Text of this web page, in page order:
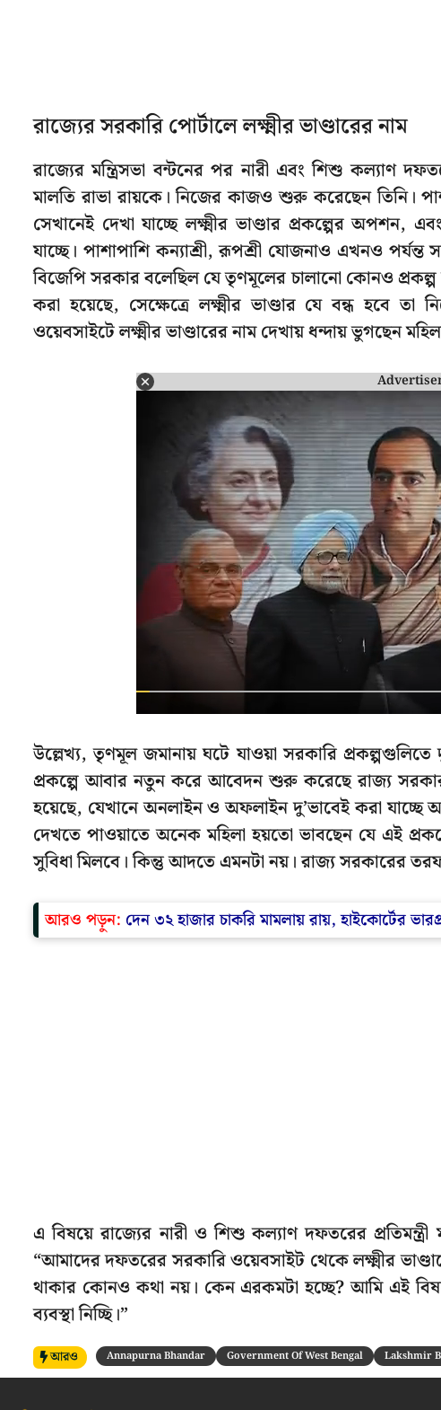
রাজ্যের সরকারি পোর্টালে লক্ষ্মীর ভাণ্ডারের নাম
রাজ্যের মন্ত্রিসভা বন্টনের পর নারী এবং শিশু কল্যাণ
মালতি রাভা রায়কে। নিজের কাজও শুরু করেছেন তিনি।
সেখানেই দেখা যাচ্ছে লক্ষ্মীর ভাণ্ডার প্রকল্পের
যাচ্ছে। পাশাপাশি কন্যাশ্রী, রূপশ্রী যোজনাও এখনও পর্যন্ত
বিজেপি সরকার বলেছিল যে তৃণমূলের চালানো কোনও প্রকল্প
করা হয়েছে, সেক্ষেত্রে লক্ষ্মীর ভাণ্ডার যে বন্ধ হবে
ওয়েবসাইটে লক্ষ্মীর ভাণ্ডারের নাম দেখায় ধন্দায় ভুগছেন
উল্লেখ্য, তৃণমূল জমানায় ঘটে যাওয়া সরকারি প্রকল্পগুলিতে
প্রকল্পে আবার নতুন করে আবেদন শুরু করেছে রাজ্য
হয়েছে, যেখানে অনলাইন ও অফলাইন দু’ভাবেই করা যাচ্ছে
দেখতে পাওয়াতে অনেক মহিলা হয়তো ভাবছেন যে এই
সুবিধা মিলবে। কিন্তু আদতে এমনটা নয়। রাজ্য সরকারের
আরও পড়ুন: দেন ৩২ হাজার চাকরি মামলায় রায়, হাইকোর্টের
এ বিষয়ে রাজ্যের নারী ও শিশু কল্যাণ দফতরের
“আমাদের দফতরের সরকারি ওয়েবসাইট থেকে লক্ষ্মীর
থাকার কোনও কথা নয়। কেন এরকমটা হচ্ছে? আমি এই
ব্যবস্থা নিচ্ছি।”
আরও Annapurna Bhandar Government Of West Bengal Lakshmir